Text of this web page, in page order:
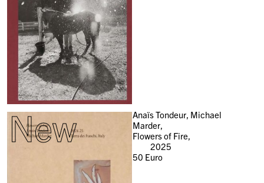
New
Anaïs Tondeur, Michael
Marder,
Flowers of Fire,
2025
50 Euro